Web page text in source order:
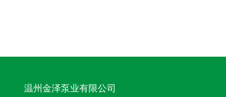
温州金泽泵业有限公司